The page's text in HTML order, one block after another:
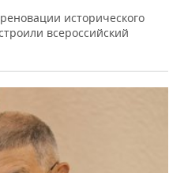
исторического
всероссийский